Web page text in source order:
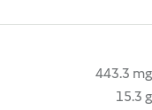
443.3 mg
15.3 g